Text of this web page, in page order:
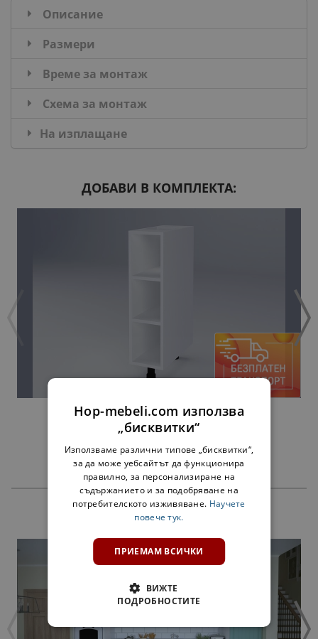
Описание
Размери
Време за монтаж
Схема за монтаж
На изплащане
ДОБАВИ В КОМПЛЕКТА:
ДОЛНА ЕТАЖЕРКА МИЛАНА Н20П БЯЛА
34,00 € 66,50 лв.
ПРОДУКТИ
Hop-mebeli.com използва
„бисквитки“
Използваме различни типове „бисквитки“,
за да може уебсайтът да функционира
правилно, за персонализиране на
съдържанието и за подобряване на
потребителското изживяване. Научете
повече тук.
ПРИЕМАМ ВСИЧКИ
ВИЖТЕ
ПОДРОБНОСТИТЕ